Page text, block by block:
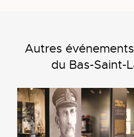
Autres
du Bas-Saint-